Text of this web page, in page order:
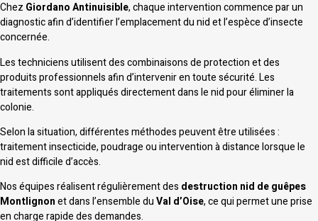
Chez Giordano Antinuisible, chaque intervention commence par un
diagnostic afin d’identifier l’emplacement du nid et l’espèce d’insecte
concernée.
Les techniciens utilisent des combinaisons de protection et des
produits professionnels afin d’intervenir en toute sécurité. Les
traitements sont appliqués directement dans le nid pour éliminer la
colonie.
Selon la situation, différentes méthodes peuvent être utilisées :
traitement insecticide, poudrage ou intervention à distance lorsque le
nid est difficile d’accès.
Nos équipes réalisent régulièrement des destruction nid de guêpes
Montlignonet dans l’ensemble duVal d’Oise, ce qui permet une prise
en charge rapide des demandes.